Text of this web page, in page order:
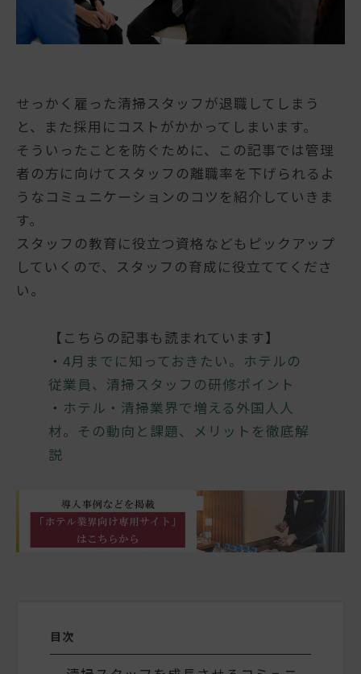
せっかく雇った清掃スタッフが退職してしまう
と、また採用にコストがかかってしまいます。
そういったことを防ぐために、この記事では管理
者の方に向けてスタッフの離職率を下げられるよ
うなコミュニケーションのコツを紹介していきま
す。
スタッフの教育に役立つ資格などもピックアップ
していくので、スタッフの育成に役立ててくださ
い。
【こちらの記事も読まれています】
・ 4月までに知っておきたい。ホテルの
従業員、清掃スタッフの研修ポイント
・ ホテル・清掃業界で増える外国人人
材。その動向と課題、メリットを徹底解
説
目次